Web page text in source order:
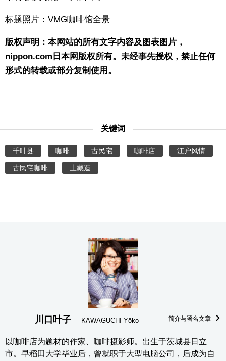
标题照片：VMG咖啡馆全景
版权声明：本网站的所有文字内容及图表图片，
nippon.com日本网版权所有。未经事先授权，禁止任何
形式的转载或部分复制使用。
关键词
千叶县 咖啡 古民宅 咖啡店 江户风情
古民宅咖啡 土藏造
川口叶子 KAWAGUCHI Yōko 简介与署名文章
以咖啡店为题材的作家、咖啡摄影师。出生于茨城县日立
市。早稻田大学毕业后，曾就职于大型电脑公司，后成为自